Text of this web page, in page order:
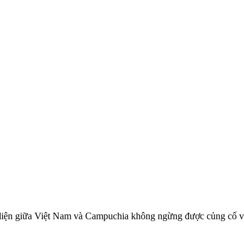
giữa Việt Nam và Campuchia không ngừng được củng cố